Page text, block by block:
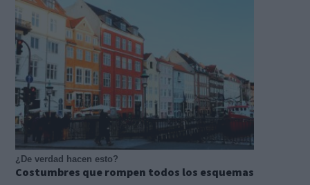
¿De verdad hacen esto?
Costumbres que rompen todos los esquemas